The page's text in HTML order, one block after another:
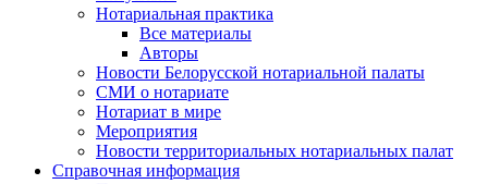
Нотариальная практика
Все материалы
Авторы
Новости Белорусской нотариальной палаты
СМИ о нотариате
Нотариат в мире
Мероприятия
Новости территориальных нотариальных палат
Справочная информация